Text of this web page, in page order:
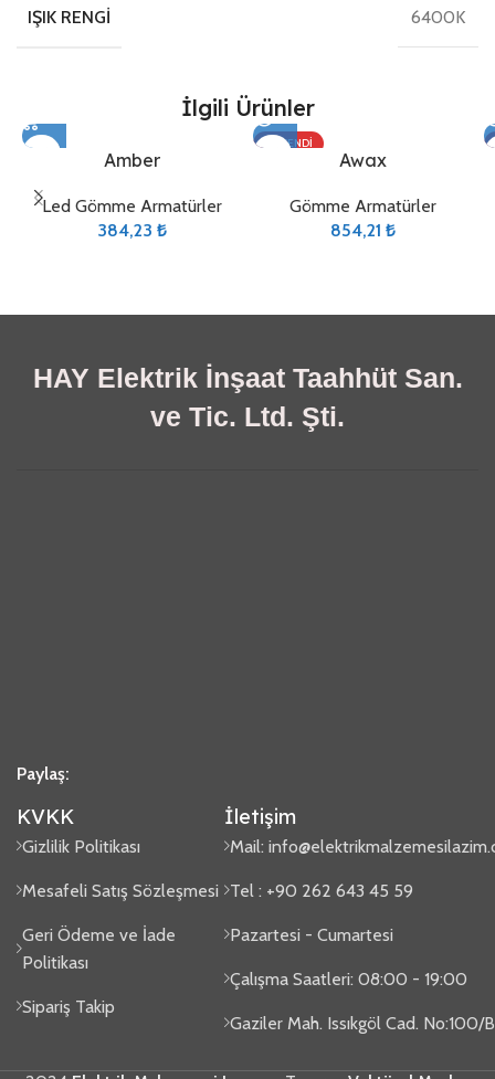
IŞIK RENGI 6400K
İlgili Ürünler
Amber
Led Gömme Armatürler
384,23 ₺
TÜKENDI
Awax
Gömme Armatürler
854,21 ₺
HAY Elektrik İnşaat Taahhüt San.
ve Tic. Ltd. Şti.
Paylaş:
KVKK
Gizlilik Politikası
Mesafeli Satış Sözleşmesi
Geri Ödeme ve İade
Politikası
Sipariş Takip
İletişim
Mail:
Tel : +90 262 643 45 59
Pazartesi - Cumartesi
Çalışma Saatleri: 08:00 - 19:00
Gaziler Mah. Issıkgöl Cad. No:100/